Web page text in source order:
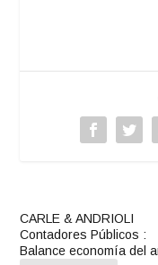
CARLE & ANDRIOLI
Contadores Públicos :
Balance economía del